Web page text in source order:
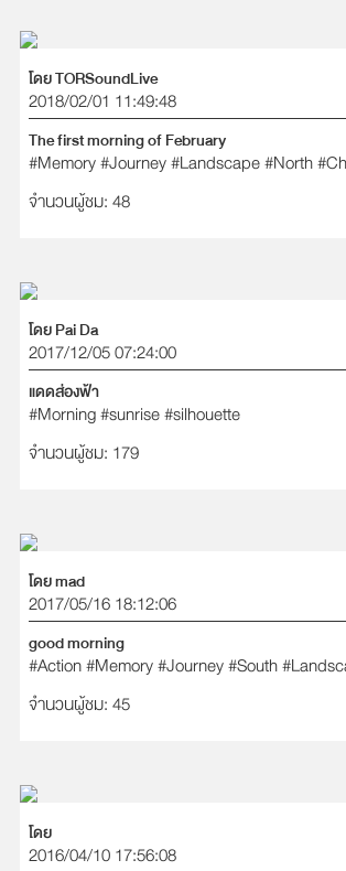
โดย TORSoundLive
2018/02/01 11:49:48
The first morning of February
#Memory#Journey#Landscape#North
จำนวนผู้ชม: 48
โดย Pai Da
2017/12/05 07:24:00
แดดส่องฟ้า
#Morning#sunrise#silhouette
จำนวนผู้ชม: 179
โดย mad
2017/05/16 18:12:06
good morning
#Action#Memory#Journey#South
จำนวนผู้ชม: 45
โดย
2016/04/10 17:56:08